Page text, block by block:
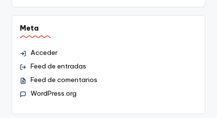
Meta
Acceder
Feed de entradas
Feed de comentarios
WordPress.org